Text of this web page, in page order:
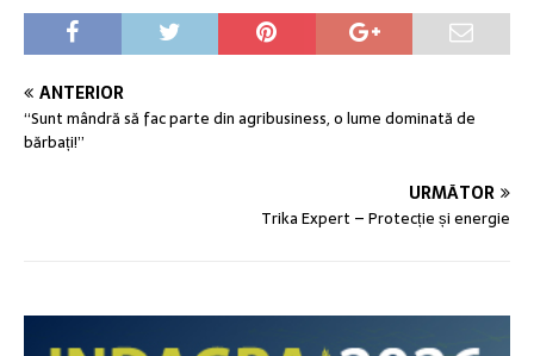
ANTERIOR
“Sunt mândră să fac parte din agribusiness, o lume dominată de
bărbați!”
URMĂTOR
Trika Expert – Protecție și energie